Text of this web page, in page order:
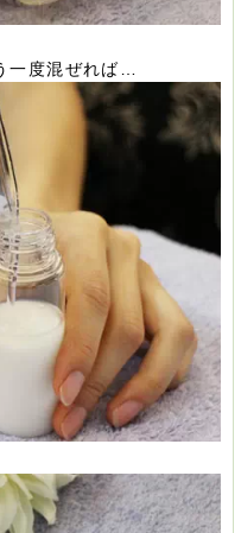
一度混ぜれば…